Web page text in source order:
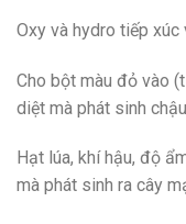
Oxy và hydro tiếp xúc
Cho bột màu đỏ vào
diệt mà phát sinh
Hạt lúa, khí hậu, độ
mà phát sinh ra cây